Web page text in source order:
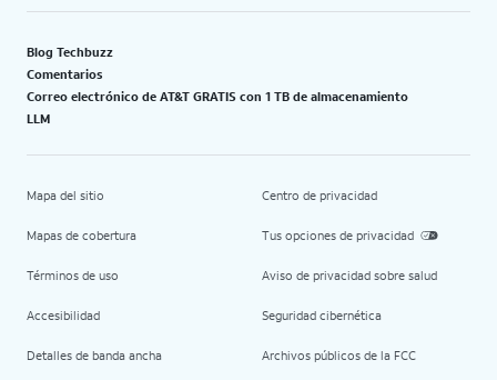
Blog Techbuzz
Comentarios
Correo electrónico de AT&T GRATIS con 1 TB de almacenamiento
LLM
Mapa del sitio
Mapas de cobertura
Términos de uso
Accesibilidad
Detalles de banda ancha
Centro de privacidad
Tus opciones de privacidad
Aviso de privacidad sobre salud
Seguridad cibernética
Archivos públicos de la FCC